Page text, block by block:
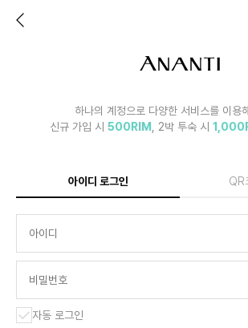
하나의 계정으로 다양한 서비스를 이용
신규 가입 시 500RIM , 2박 투숙 시
아이디 로그인 QR
자동 로그인